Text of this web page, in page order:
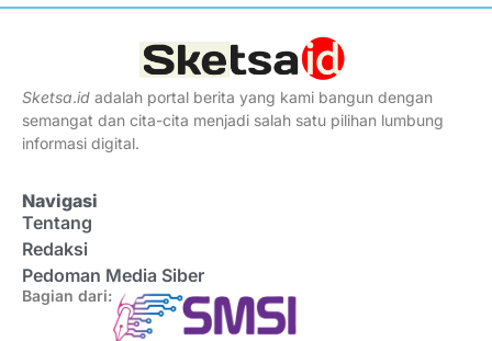
Sketsa.id adalah portal berita yang kami bangun dengan
semangat dan cita-cita menjadi salah satu pilihan lumbung
informasi digital.
Navigasi
Tentang
Redaksi
Pedoman Media Siber
Bagian dari: